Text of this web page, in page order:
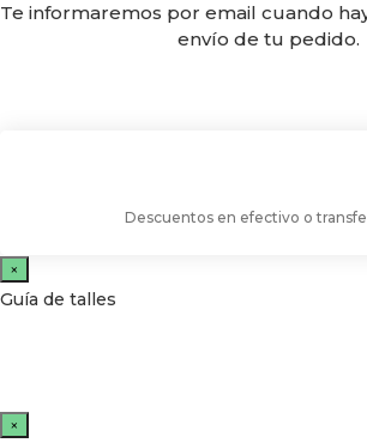
Te informaremos por email cuando
envío de tu pedido.
Descuentos en efectivo o
×
Guía de talles
×